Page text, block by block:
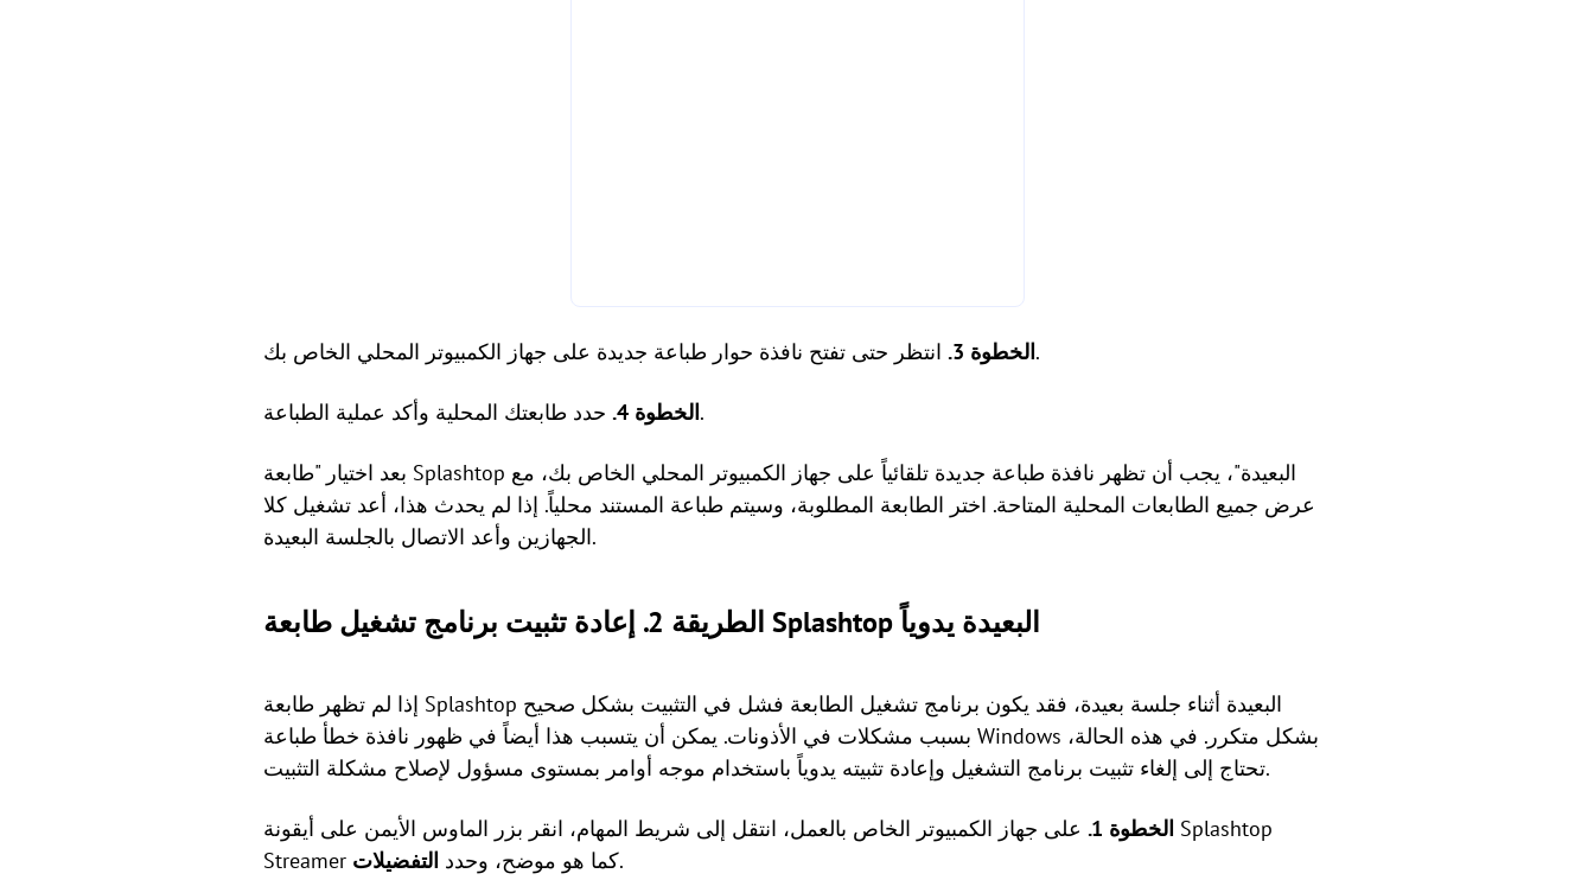
الخطوة 3.انتظر حتى تفتح نافذة حوار طباعة جديدة على جهاز الكمبيوتر المحلي الخاص بك.
الخطوة 4.حدد طابعتك المحلية وأكد عملية الطباعة.
بعد اختيار "طابعة Splashtop البعيدة"، يجب أن تظهر نافذة طباعة جديدة تلقائياً على جهاز الكمبيوتر المحلي الخاص بك، مع
عرض جميع الطابعات المحلية المتاحة. اختر الطابعة المطلوبة، وسيتم طباعة المستند محلياً. إذا لم يحدث هذا، أعد تشغيل كلا
الجهازين وأعد الاتصال بالجلسة البعيدة.
الطريقة 2. إعادة تثبيت برنامج تشغيل طابعة Splashtop البعيدة يدوياً
إذا لم تظهر طابعة Splashtop البعيدة أثناء جلسة بعيدة، فقد يكون برنامج تشغيل الطابعة فشل في التثبيت بشكل صحيح
بسبب مشكلات في الأذونات. يمكن أن يتسبب هذا أيضاً في ظهور نافذة خطأ طباعة Windows بشكل متكرر. في هذه الحالة،
تحتاج إلى إلغاء تثبيت برنامج التشغيل وإعادة تثبيته يدوياً باستخدام موجه أوامر بمستوى مسؤول لإصلاح مشكلة التثبيت.
الخطوة 1.
على جهاز الكمبيوتر الخاص بالعمل، انتقل إلى شريط المهام، انقر بزر الماوس الأيمن على أيقونة Splashtop
Streamer كما هو موضح، وحدد التفضيلات .